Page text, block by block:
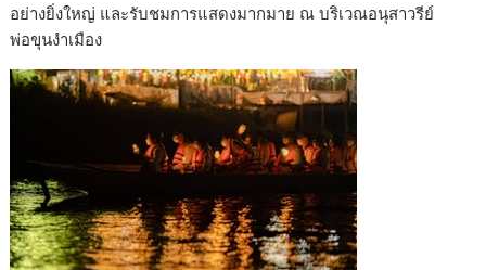
อย่างยิ่งใหญ่ และรับชมการแสดงมากมาย ณ บริเวณอนุสาวรีย์
พ่อขุนงำเมือง